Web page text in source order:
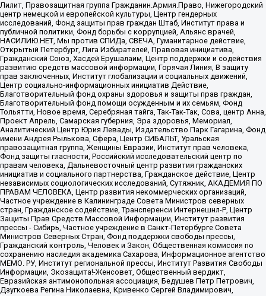
Лилит, Правозащитная группа Гражданин.Армия.Право, Нижегородский
центр немецкой и европейской культуры, Центр гендерных
исследований, Фонд защиты прав граждан Штаб, Институт права и
публичной политики, Фонд борьбы с коррупцией, Альянс врачей,
НАСИЛИЮ.НЕТ, Мы против СПИДа, СВЕЧА, Гуманитарное действие,
Открытый Петербург, Лига Избирателей, Правовая инициатива,
Гражданский Союз, Хасдей Ерушалаим, Центр поддержки и содействия
развитию средств массовой информации, Горячая Линия, В защиту
прав заключенных, Институт глобализации и социальных движений,
Центр социально-информационных инициатив Действие,
Благотворительный фонд охраны здоровья и защиты прав граждан,
Благотворительный фонд помощи осужденным и их семьям, Фонд
Тольятти, Новое время, Серебряная тайга, Так-Так-Так, Сова, центр Анна,
Проект Апрель, Самарская губерния, Эра здоровья, Мемориал,
Аналитический Центр Юрия Левады, Издательство Парк Гагарина, Фонд
имени Андрея Рылькова, Сфера, Центр СИБАЛЬТ, Уральская
правозащитная группа, Женщины Евразии, Институт прав человека,
Фонд защиты гласности, Российский исследовательский центр по
правам человека, Дальневосточный центр развития гражданских
инициатив и социального партнерства, Гражданское действие, Центр
независимых социологических исследований, Сутяжник, АКАДЕМИЯ ПО
ПРАВАМ ЧЕЛОВЕКА, Центр развития некоммерческих организаций,
Частное учреждение в Калининграде Совета Министров северных
стран, Гражданское содействие, Трансперенси Интернешнл-Р, Центр
Защиты Прав Средств Массовой Информации, Институт развития
прессы - Сибирь, Частное учреждение в Санкт-Петербурге Совета
Министров Северных Стран, Фонд поддержки свободы прессы,
Гражданский контроль, Человек и Закон, Общественная комиссия по
сохранению наследия академика Сахарова, Информационное агентство
МЕМО. РУ, Институт региональной прессы, Институт Развития Свободы
Информации, Экозащита!-Женсовет, Общественный вердикт,
Евразийская антимонопольная ассоциация, Бедушев Петр Петрович,
Дзугкоева Регина Николаевна, Кривенко Сергей Владимирович,